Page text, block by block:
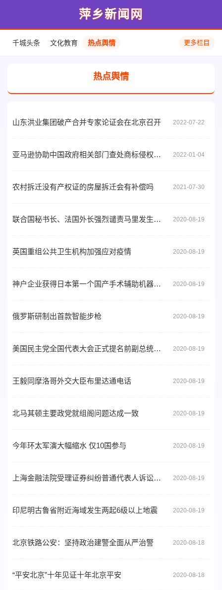
萍乡新闻网
千城头条 文化教育 热点舆情 更多栏目
热点舆情
山东洪业集团破产合并专家论证会在北京召开 2022-07-22
亚马逊协助中国政府相关部门查处商标侵权耳机，保护消费者正当权益 2022-01-04
农村拆迁没有产权证的房屋拆迁会有补偿吗 2021-07-30
联合国秘书长、法国外长强烈谴责马里发生军事政变 2020-08-19
英国重组公共卫生机构加强应对疫情 2020-08-19
神户企业获得日本第一个国产手术辅助机器人的制造销售许可证 2020-08-19
俄罗斯研制出首款智能步枪 2020-08-19
美国民主党全国代表大会正式提名前副总统乔·拜登为2020年民主党总统候选人 2020-08-19
王毅同摩洛哥外交大臣布里达通电话 2020-08-19
北马其顿主要政党就组阁问题达成一致 2020-08-19
今年环太军演大幅缩水 仅10国参与 2020-08-19
上海金融法院受理证券纠纷普通代表人诉讼首案 2020-08-19
印尼明古鲁省附近海域发生两起6级以上地震 2020-08-19
北京铁路公安：坚持政治建警全面从严治警 2020-08-18
“平安北京”十年见证十年北京平安 2020-08-18